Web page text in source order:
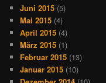
Juni 2015 (5)
Mai 2015 (4)
April 2015 (4)
März 2015 (1)
Februar 2015 (13)
Januar 2015 (10)